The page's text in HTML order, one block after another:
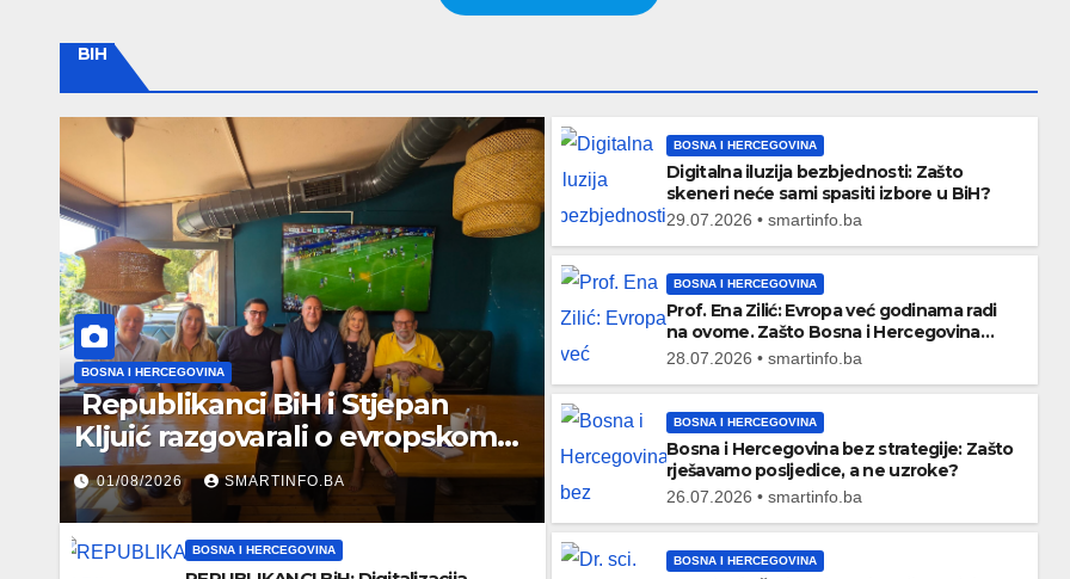
BIH
BOSNA I HERCEGOVINA
Republikanci BiH i Stjepan
Kljuić razgovarali o evropskom
putu Bosne i Hercegovine
01/08/2026 SMARTINFO.BA
BOSNA I HERCEGOVINA
BOSNA I HERCEGOVINA
Digitalna iluzija bezbjednosti: Zašto
skeneri neće sami spasiti izbore u BiH?
29.07.2026 • smartinfo.ba
BOSNA I HERCEGOVINA
Prof. Ena Zilić: Evropa već godinama radi
na ovome. Zašto Bosna i Hercegovina
kasni?
28.07.2026 • smartinfo.ba
BOSNA I HERCEGOVINA
Bosna i Hercegovina bez strategije: Zašto
rješavamo posljedice, a ne uzroke?
26.07.2026 • smartinfo.ba
BOSNA I HERCEGOVINA